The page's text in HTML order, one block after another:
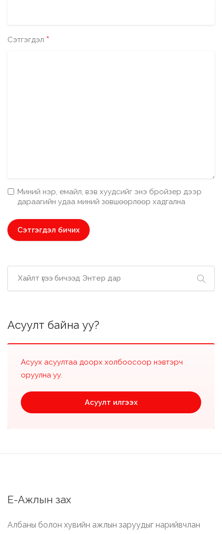
Сэтгэгдэл *
Миний нэр, емайл, вэв хуудсийг энэ бройзер дээр
дараагийн удаа миний зөвшөөрлөөр хадгална
Асуулт байна уу?
Асуух асуултаа доорх холбоосоор нэвтэрч
оруулна уу.
Асуулт илгээх
Е-Ажлын зах
Албаны болон хувийн ажлын заруудыг нарийвчлан